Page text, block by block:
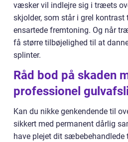
væsker vil indlejre sig i træets
skjolder, som står i grel kontrast
ensartede fremtoning. Og når
få større tilbøjelighed til at
splinter.
Råd bod på skaden
professionel
Kan du nikke genkendende til
sikkert med permanent dårlig
have plejet dit